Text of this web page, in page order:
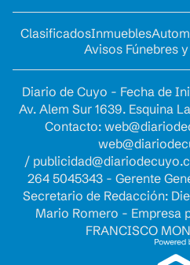
ClasificadosInmuebles
Avisos Fúnebres
Diario de Cuyo - Fecha de
Av. Alem Sur 1639. Esquina
Contacto:
/
264 5045343 - Gerente
Secretario de Redacción:
Mario Romero - Empresa
FRANCISCO